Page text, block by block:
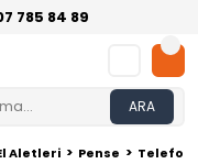
785 84 89
ARA
Aletleri Pense Telefon